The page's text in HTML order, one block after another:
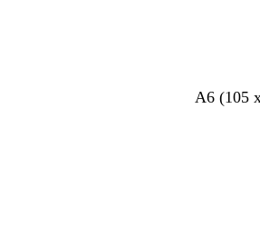
A6 (105